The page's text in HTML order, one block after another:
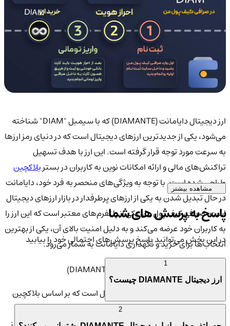
ارز دیجیتال دایامانت (DIAMANTE) که با سیمبل "DIAM" شناخته
می‌شود، یکی از جدیدترین ارزهای دیجیتال است که در دنیای رمز ارزها
به سرعت مورد توجه قرار گرفته است. این ارز با هدف تسهیل
تراکنش‌های مالی و ارائه امکانات نوین به کاربران در بستربلاکچین
طراحی شده است. با توجه به ویژگی‌های منحصر به فرد خود، دایامانت
در حال تبدیل شدن به یکی از ارزهای پرطرفدار در بازار ارزهای دیجیتال
است. صرافی کیف پول من یکی از پلتفرم‌های معتبر است که این ارز را
به کاربران خود عرضه می‌کند و به دلیل امنیت بالای آن، یکی از بهترین
انتخاب‌ها برای خرید و نگهداری دایامانت به شمار می‌رود.
💎 معرفی و ویژگی‌های ارز دایامانت (DIAMANTE)
دایامانت (DIAMANTE) یک ارز دیجیتال است که بر اساس بلاکچین
امن و پیشرفته ساخته شده و هدف آن ایجاد راهی سریع، امن و
مشاهده بیشتر
پاسخ به پرسش های شما
در این بخش می‌توانید پاسخ پرسش‌های احتمالی خود را بیابید
ارز دیجیتال DIAMANTE چیست؟